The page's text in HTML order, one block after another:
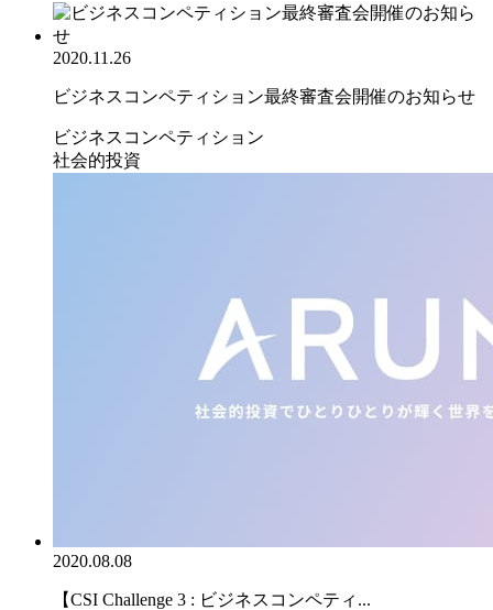
2020.11.26
ビジネスコンペティション最終審査会開催のお知らせ
ビジネスコンペティション
社会的投資
2020.08.08
【CSI Challenge 3 : ビジネスコンペティ...